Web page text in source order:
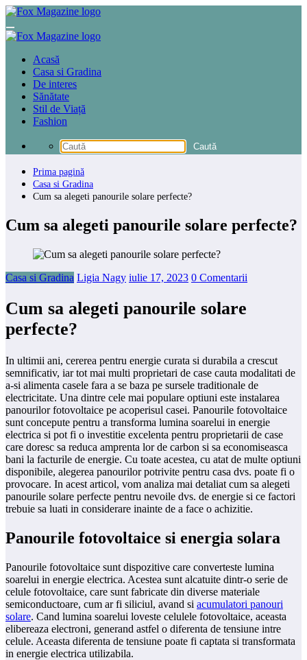
Sari
conținut
Acasă
Casa si Gradina
De interes
Sănătate
Stil de Viață
Fashion
Prima pagină
Casa si Gradina
Cum sa alegeti panourile solare perfecte?
Cum sa alegeti panourile solare perfecte?
Casa si Gradina Ligia Nagy iulie 17, 2023 0 Comentarii
Cum sa alegeti panourile solare
perfecte?
In ultimii ani, cererea pentru energie curata si durabila a crescut
semnificativ, iar tot mai multi proprietari de case cauta modalitati de
a-si alimenta casele fara a se baza pe sursele traditionale de
electricitate. Una dintre cele mai populare optiuni este instalarea
panourilor fotovoltaice pe acoperisul casei. Panourile fotovoltaice
sunt concepute pentru a transforma lumina soarelui in energie
electrica si pot fi o investitie excelenta pentru proprietarii de case
care doresc sa reduca amprenta lor de carbon si sa economiseasca
bani la facturile de energie. Cu toate acestea, cu atat de multe optiuni
disponibile, alegerea panourilor potrivite pentru casa dvs. poate fi o
provocare. In acest articol, vom analiza mai detaliat cum sa alegeti
panourile solare perfecte pentru nevoile dvs. de energie si ce factori
trebuie sa luati in considerare inainte de a face o achizitie.
Panourile fotovoltaice si energia solara
Panourile fotovoltaice sunt dispozitive care converteste lumina
soarelui in energie electrica. Acestea sunt alcatuite dintr-o serie de
celule fotovoltaice, care sunt fabricate din diverse materiale
semiconductoare, cum ar fi siliciul, avand si acumulatori panouri
solare. Cand lumina soarelui loveste celulele fotovoltaice, aceasta
elibereaza electroni, generand astfel o diferenta de tensiune intre
celule. Aceasta diferenta de tensiune poate fi captata si transformata
in energie electrica utilizabila.